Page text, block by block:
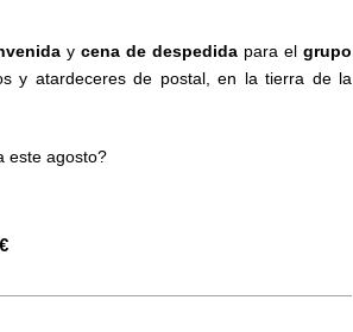
y cena de despedidapara elgrupo
y atardeceres de postal, en la tierra de la
este agosto?